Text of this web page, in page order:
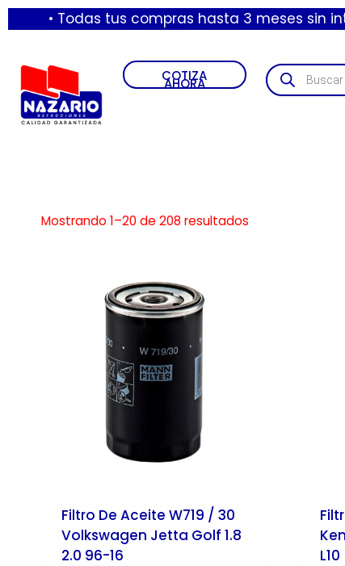
tus compras hasta 3 meses sin intereses
COTIZA
AHORA
Mostrando 1–20 de 208 resultados
Filtro De Aceite W719 / 30
Volkswagen Jetta Golf 1.8
2.0 96-16
L10